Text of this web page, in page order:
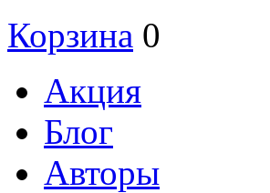
Корзина 0
Акция
Блог
Авторы